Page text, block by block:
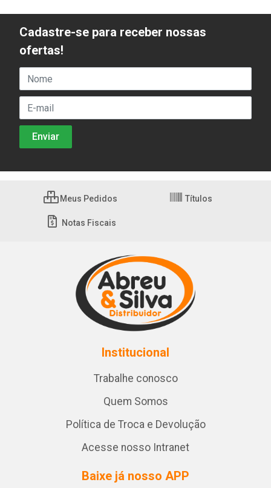
Cadastre-se para receber nossas
ofertas!
Meus Pedidos Títulos
Notas Fiscais
Institucional
Trabalhe conosco
Quem Somos
Política de Troca e Devolução
Acesse nosso Intranet
Baixe já nosso APP